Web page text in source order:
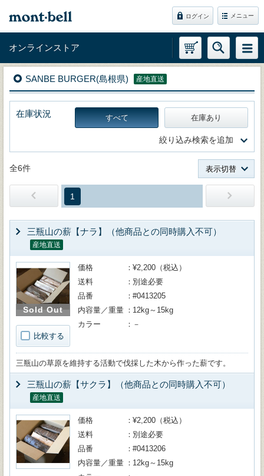
ログイン メニュー
オンラインストア
SANBE BURGER(島根県) 産地直送
在庫状況 すべて 在庫あり
絞り込み検索を追加
全6件 表示切替
1
三瓶山の薪【ナラ】（他商品との同時購入不可）
産地直送
Sold Out
比較する
価格
¥2,200（税込）
送料
別途必要
品番
#0413205
内容量／重量
12kg～15kg
カラー
－
三瓶山の草原を維持する活動で伐採した木から作った薪です。
三瓶山の薪【サクラ】（他商品との同時購入不可）
産地直送
価格
¥2,200（税込）
送料
別途必要
品番
#0413206
内容量／重量
12kg～15kg